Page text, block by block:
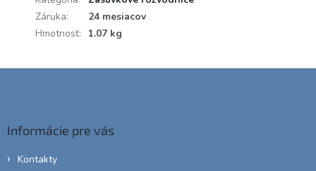
Záruka:
24 mesiacov
Hmotnosť: 1.07 kg
Informácie pre vás
Kontakty